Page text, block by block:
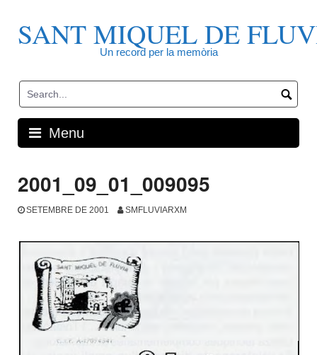
contentSANT MIQUEL DE
Un record per la memòria
Menu
2001_09_01_009095
SETEMBRE DE 2001 SMFLUVIARXM